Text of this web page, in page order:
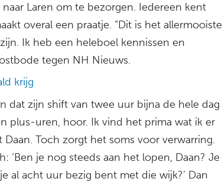
Laren om te bezorgen. Iedereen kent
overal een praatje. “Dit is het allermooiste
Ik heb een heleboel kennissen en
tegen NH Nieuws.
krijg
dat zijn shift van twee uur bijna de hele dag
plus-uren, hoor. Ik vind het prima wat ik er
Daan. Toch zorgt het soms voor verwarring.
‘Ben je nog steeds aan het lopen, Daan? Je
al acht uur bezig bent met die wijk?’ Dan